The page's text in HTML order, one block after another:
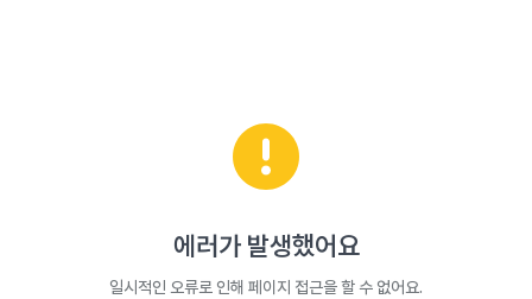
에러가 발생했어요
일시적인 오류로 인해 페이지 접근을 할 수 없어요.